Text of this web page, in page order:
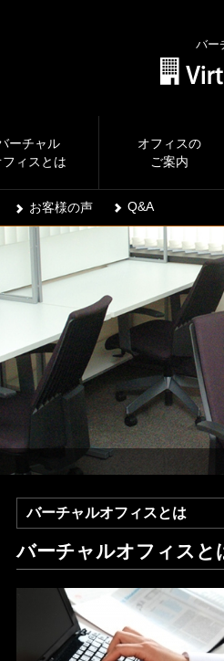
バー
ーチャル
フィスとは
オフィスの
ご案内
お客様の声 Q&A
バーチャルオフィスとは
バーチャルオフィスと